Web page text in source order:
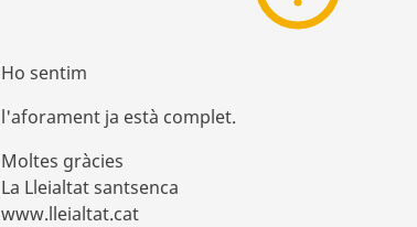
Ho sentim
l'aforament ja està complet.
Moltes gràcies
La Lleialtat santsenca
www.lleialtat.cat